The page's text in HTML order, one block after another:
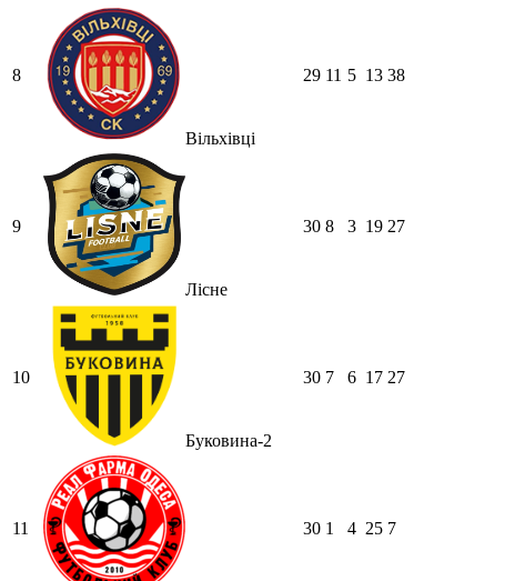
8
Вільхівці
29 11 5 13 38
9
Лісне
30 8 3 19 27
10
Буковина-2
30 7 6 17 27
11 30 1 4 25 7